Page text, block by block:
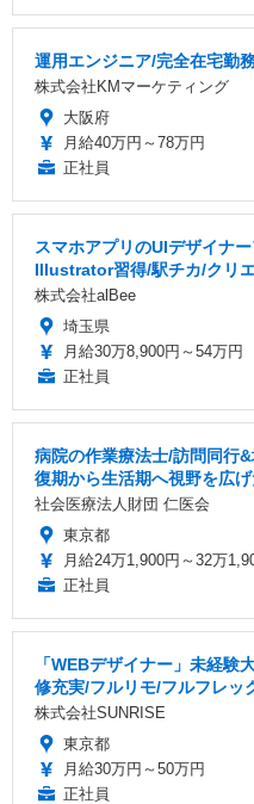
運用エンジニア/完全在宅勤
株式会社KMマーケティング
大阪府
月給40万円～78万円
正社員
スマホアプリのUIデザイナ
Illustrator習得/駅チカ/クリ
株式会社alBee
埼玉県
月給30万8,900円～54万円
正社員
病院の作業療法士/訪問同行
復期から生活期へ視野を広
社会医療法人財団 仁医会
東京都
月給24万1,900円～32万
正社員
「WEBデザイナー」未経験
修充実/フルリモ/フルフレッ
株式会社SUNRISE
東京都
月給30万円～50万円
正社員